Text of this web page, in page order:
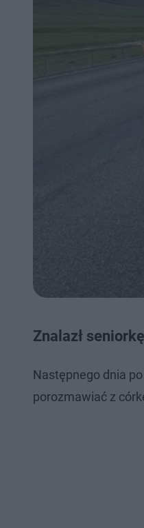
Znalazł
Następnego dnia
porozmawiać z